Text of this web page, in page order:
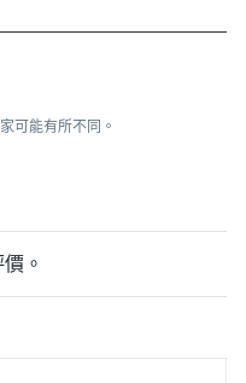
可能有所不同。
。